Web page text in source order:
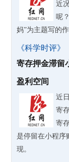
近
呢
妈”为主题写的
《科学时评》
寄存押金滞留
盈利空间
近
寄
寄
是停留在小程序
现。